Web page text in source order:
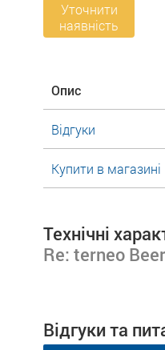
Уточнити
наявність
Опис
Відгуки
Купити в магазині
Технічні
Re: terneo
Відгуки та